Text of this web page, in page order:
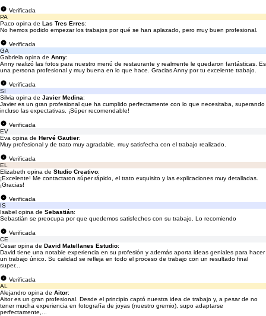
Verificada
PA
Paco opina de Las Tres Erres:
No hemos podido empezar los trabajos por qué se han aplazado, pero muy buen profesional.
Verificada
GA
Gabriela opina de Anny:
Anny realizó las fotos para nuestro menú de restaurante y realmente le quedaron fantásticas. Es
una persona profesional y muy buena en lo que hace. Gracias Anny por tu excelente trabajo.
Verificada
SI
Silvia opina de Javier Medina:
Javier es un gran profesional que ha cumplido perfectamente con lo que necesitaba, superando
incluso las expectativas. ¡Súper recomendable!
Verificada
EV
Eva opina de Hervé Gautier:
Muy profesional y de trato muy agradable, muy satisfecha con el trabajo realizado.
Verificada
EL
Elizabeth opina de Studio Creativo:
¡Excelente! Me contactaron súper rápido, el trato exquisito y las explicaciones muy detalladas.
¡Gracias!
Verificada
IS
Isabel opina de Sebastián:
Sebastián se preocupa por que quedemos satisfechos con su trabajo. Lo recomiendo
Verificada
CE
Cesar opina de David Matellanes Estudio:
David tiene una notable experiencia en su profesión y además aporta ideas geniales para hacer
un trabajo único. Su calidad se refleja en todo el proceso de trabajo con un resultado final
super...
Verificada
AL
Alejandro opina de Aitor:
Aitor es un gran profesional. Desde el principio captó nuestra idea de trabajo y, a pesar de no
tener mucha experiencia en fotografía de joyas (nuestro gremio), supo adaptarse
perfectamente,...